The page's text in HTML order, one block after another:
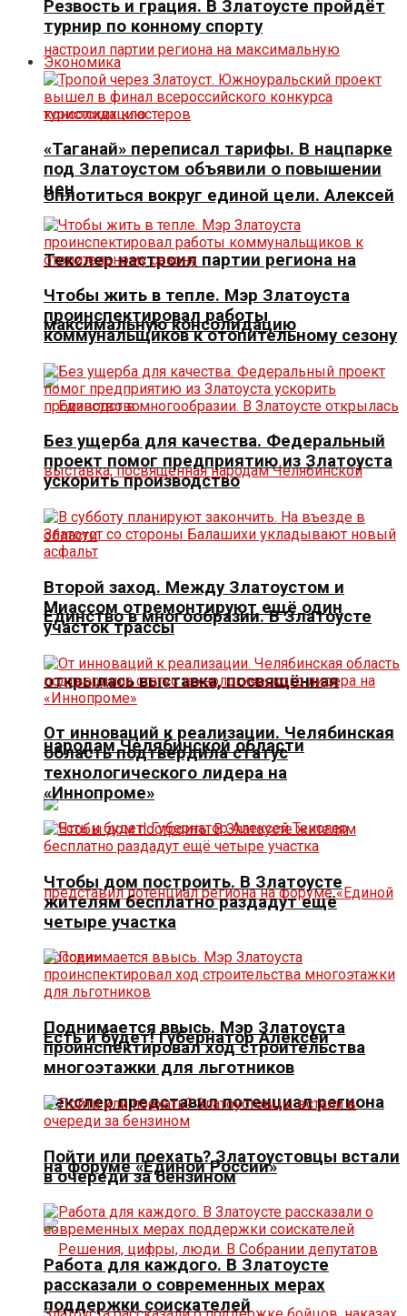
Сплотиться вокруг единой цели. Алексей
Текслер настроил партии региона на
максимальную консолидацию
Единство в многообразии. В Златоусте
открылась выставка, посвящённая
народам Челябинской области
Есть и будет! Губернатор Алексей
Текслер представил потенциал региона
на форуме «Единой России»
Резвость и грация. В Златоусте пройдёт
турнир по конному спорту
Экономика
«Таганай» переписал тарифы. В нацпарке
под Златоустом объявили о повышении
цен
Чтобы жить в тепле. Мэр Златоуста
проинспектировал работы
коммунальщиков к отопительному сезону
Без ущерба для качества. Федеральный
проект помог предприятию из Златоуста
ускорить производство
Второй заход. Между Златоустом и
Миассом отремонтируют ещё один
участок трассы
От инноваций к реализации. Челябинская
область подтвердила статус
технологического лидера на
«Иннопроме»
Чтобы дом построить. В Златоусте
жителям бесплатно раздадут ещё
четыре участка
Поднимается ввысь. Мэр Златоуста
проинспектировал ход строительства
многоэтажки для льготников
Пойти или поехать? Златоустовцы встали
в очереди за бензином
Работа для каждого. В Златоусте
рассказали о современных мерах
поддержки соискателей